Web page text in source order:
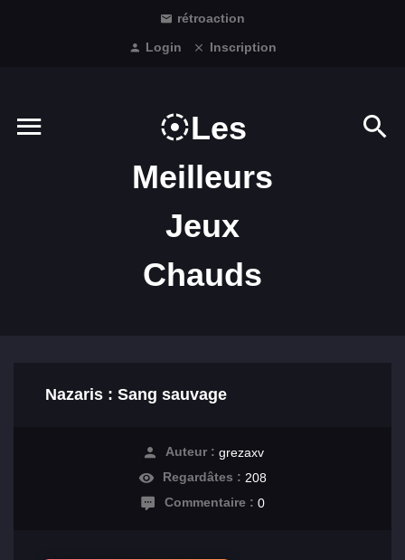
rétroaction
Login
Inscription
Les
Meilleurs
Jeux
Chauds
Nazaris : Sang sauvage
Auteur : grezaxv
Regardâtes : 208
Commentaire : 0